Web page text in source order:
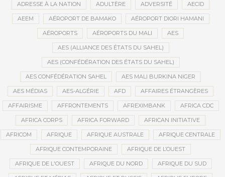
ADRESSE À LA NATION ADULTÈRE ADVERSITÉ AECID
AEEM AÉROPORT DE BAMAKO AÉROPORT DIORI HAMANI
AÉROPORTS AÉROPORTS DU MALI AES
AES (ALLIANCE DES ÉTATS DU SAHEL)
AES (CONFÉDÉRATION DES ÉTATS DU SAHEL)
AES CONFÉDÉRATION SAHEL AES MALI BURKINA NIGER
AES MÉDIAS AES-ALGÉRIE AFD AFFAIRES ÉTRANGÈRES
AFFAIRISME AFFRONTEMENTS AFREXIMBANK AFRICA CDC
AFRICA CORPS AFRICA FORWARD AFRICAN INITIATIVE
AFRICOM AFRIQUE AFRIQUE AUSTRALE AFRIQUE CENTRALE
AFRIQUE CONTEMPORAINE AFRIQUE DE L’OUEST
AFRIQUE DE L'OUEST AFRIQUE DU NORD AFRIQUE DU SUD